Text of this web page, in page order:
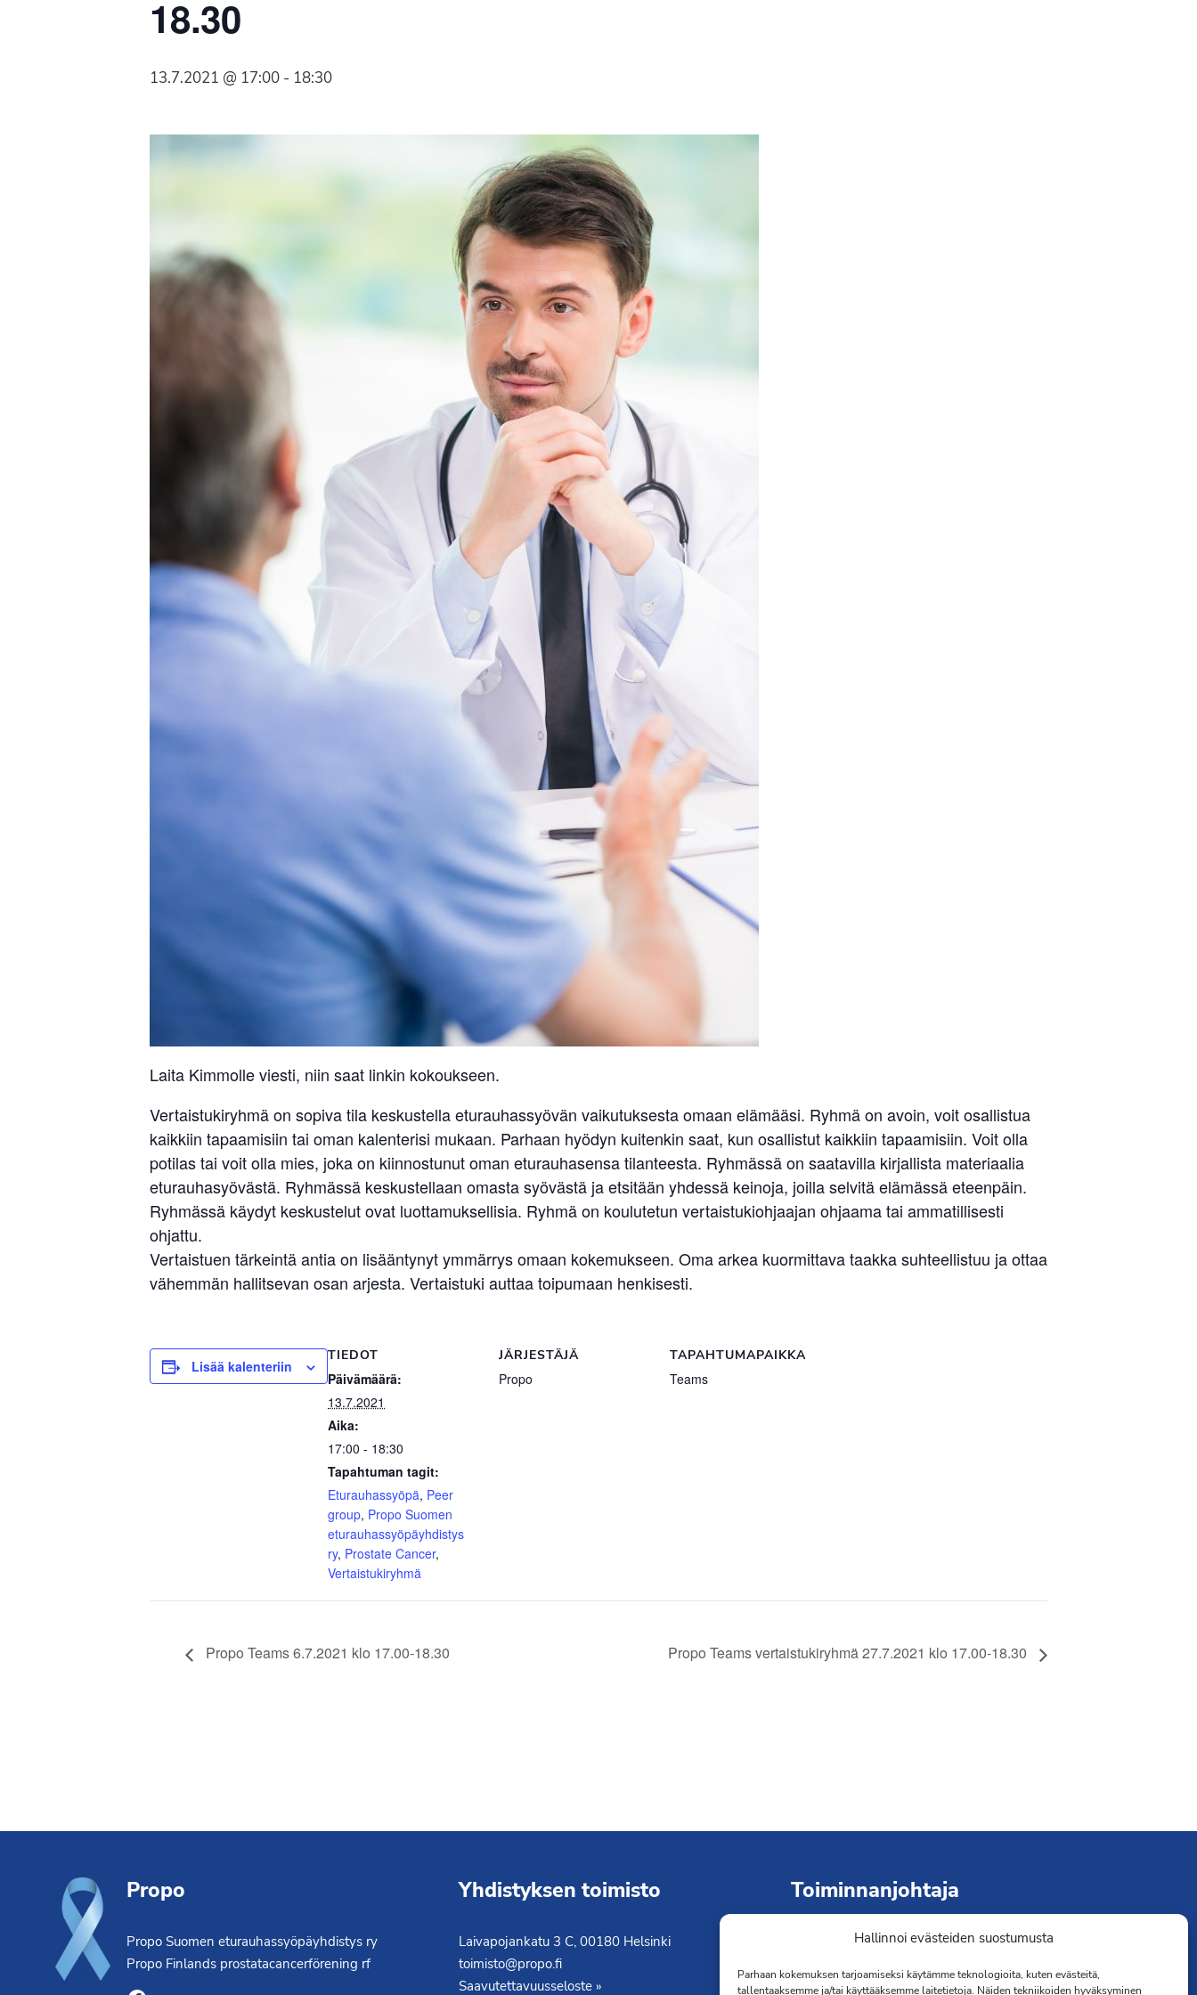
Hallinnoi evästeiden suostumusta
Parhaan kokemuksen tarjoamiseksi käytämme teknologioita, kuten evästeitä,
tallentaaksemme ja/tai käyttääksemme laitetietoja. Näiden tekniikoiden hyväksyminen
Syöpäyhdistyksen18.30
13.7.2021 @ 17:00 - 18:30
Laita Kimmolle viesti, niin saat linkin kokoukseen.
Vertaistukiryhmä on sopiva tila keskustella eturauhassyövän vaikutuksesta omaan elämääsi. Ryhmä on avoin, voit osallistua
kaikkiin tapaamisiin tai oman kalenterisi mukaan. Parhaan hyödyn kuitenkin saat, kun osallistut kaikkiin tapaamisiin. Voit olla
potilas tai voit olla mies, joka on kiinnostunut oman eturauhasensa tilanteesta. Ryhmässä on saatavilla kirjallista materiaalia
eturauhasyövästä. Ryhmässä keskustellaan omasta syövästä ja etsitään yhdessä keinoja, joilla selvitä elämässä eteenpäin.
Ryhmässä käydyt keskustelut ovat luottamuksellisia. Ryhmä on koulutetun vertaistukiohjaajan ohjaama tai ammatillisesti
ohjattu.
Vertaistuen tärkeintä antia on lisääntynyt ymmärrys omaan kokemukseen. Oma arkea kuormittava taakka suhteellistuu ja ottaa
vähemmän hallitsevan osan arjesta. Vertaistuki auttaa toipumaan henkisesti.
Lisää kalenteriin
TIEDOT
Päivämäärä:
13.7.2021
Aika:
17:00 - 18:30
Tapahtuman tagit:
Eturauhassyöpä, Peer
group, Propo Suomen
eturauhassyöpäyhdistys
ry, Prostate Cancer,
Vertaistukiryhmä
JÄRJESTÄJÄ
Propo
TAPAHTUMAPAIKKA
Teams
Propo Teams 6.7.2021 klo 17.00-18.30 Propo Teams vertaistukiryhmä 27.7.2021 klo 17.00-18.30
Propo
Propo Suomen eturauhassyöpäyhdistys ry
Propo Finlands prostatacancerförening rf
Yhdistyksen toimisto
Laivapojankatu 3 C, 00180 Helsinki
toimisto@propo.fi
Saavutettavuusseloste »
Toiminnanjohtaja
Kimmo Järvinen
041 501 4176